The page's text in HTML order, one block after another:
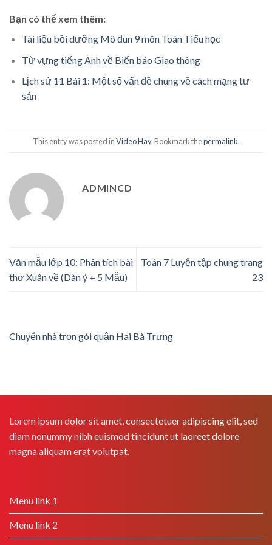
Bạn có thể xem thêm:
Tài liệu bồi dưỡng Mô đun 9 môn Toán Tiểu học
Từ vựng tiếng Anh về Biển báo Giao thông
Lịch sử 11 Bài 1: Một số vấn đề chung về cách mạng tư
sản
This entry was posted inVideo Hay. Bookmark thepermalink.
ADMINCD
Văn mẫu lớp 10: Phân tích bài
thơ Xuân về (Dàn ý + 5 Mẫu)
Toán 7 Luyện tập chung trang
23
Chuyển nhà trọn gói quận Hai Bà Trưng
Lorem ipsum dolor sit amet, consectetuer adipiscing elit, sed
diam nonummy nibh euismod tincidunt ut laoreet dolore
magna aliquam erat volutpat.
Menu link 1
Menu link 2